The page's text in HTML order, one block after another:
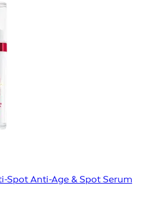
Spot Anti-Age & Spot Serum